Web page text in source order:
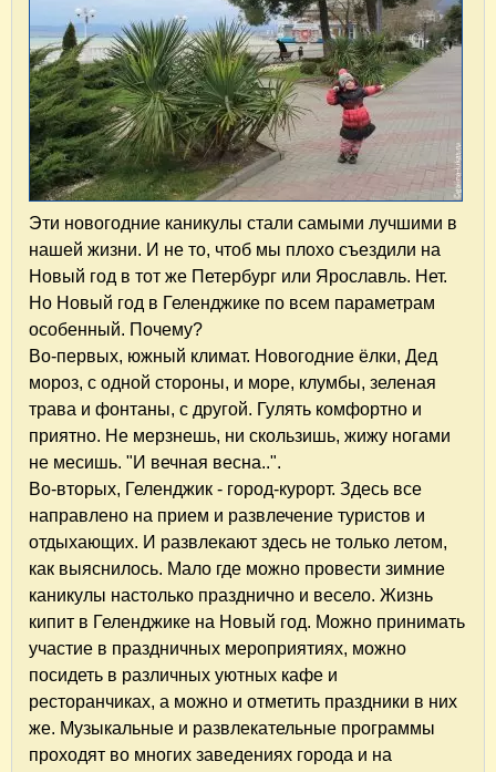
Эти новогодние каникулы стали самыми лучшими в
нашей жизни. И не то, чтоб мы плохо съездили на
Новый год в тот же Петербург или Ярославль. Нет.
Но Новый год в Геленджике по всем параметрам
особенный. Почему?
Во-первых, южный климат. Новогодние ёлки, Дед
мороз, с одной стороны, и море, клумбы, зеленая
трава и фонтаны, с другой. Гулять комфортно и
приятно. Не мерзнешь, ни скользишь, жижу ногами
не месишь. "И вечная весна..".
Во-вторых, Геленджик - город-курорт. Здесь все
направлено на прием и развлечение туристов и
отдыхающих. И развлекают здесь не только летом,
как выяснилось. Мало где можно провести зимние
каникулы настолько празднично и весело. Жизнь
кипит в Геленджике на Новый год. Можно принимать
участие в праздничных мероприятиях, можно
посидеть в различных уютных кафе и
ресторанчиках, а можно и отметить праздники в них
же. Музыкальные и развлекательные программы
проходят во многих заведениях города и на